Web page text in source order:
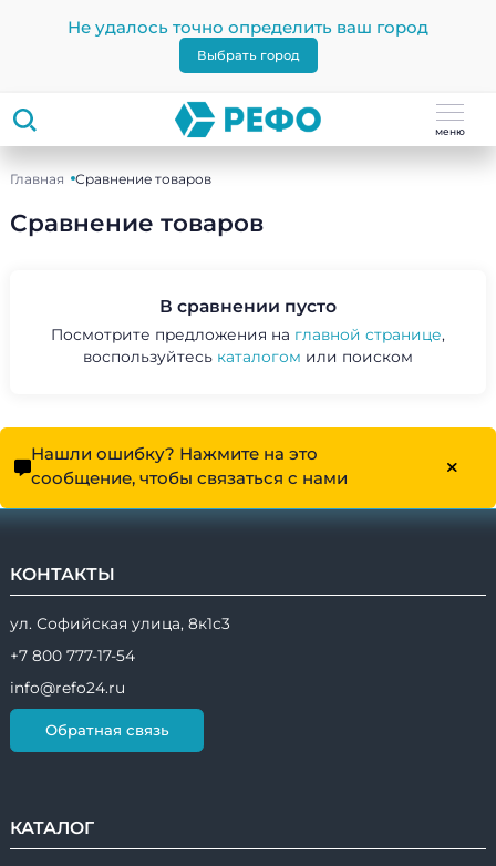
Не удалось точно определить ваш город
Выбрать город
меню
Главная Сравнение товаров
Сравнение товаров
В сравнении пусто
Посмотрите предложения на главной странице,
воспользуйтесь каталогом или поиском
Нашли ошибку? Нажмите на это
сообщение, чтобы связаться с нами
КОНТАКТЫ
ул. Софийская улица, 8к1с3
+7 800 777-17-54
info@refo24.ru
Обратная связь
КАТАЛОГ